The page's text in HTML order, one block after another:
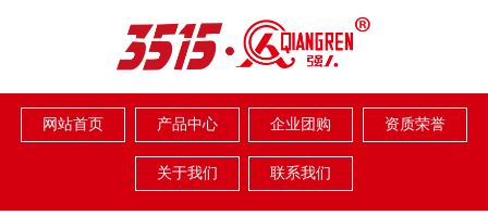
网站首页 产品中心 企业团购 资质荣誉
关于我们 联系我们